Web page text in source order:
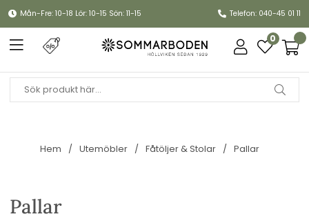
Mån-Fre: 10-18 Lör: 10-15 Sön: 11-15 Telefon: 040-45 01 11
0
Hem Utemöbler Fåtöljer & Stolar Pallar
Pallar